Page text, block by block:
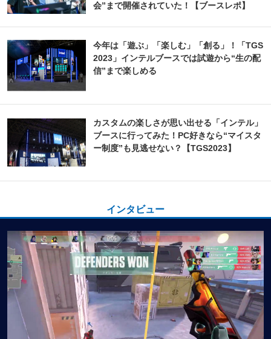
会”まで開催されていた！【ブースレポ】
今年は「遊ぶ」「楽しむ」「創る」！「TGS
2023」インテルブースでは試遊から“生の配
信”まで楽しめる
カスタムの楽しさが思い出せる「インテル」
ブースに行ってみた！PC好きなら“マイスタ
ー制度”も見逃せない？【TGS2023】
インタビュー